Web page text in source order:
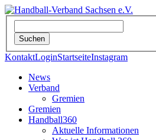
KontaktLoginStartseiteInstagram
News
Verband
Gremien
Gremien
Handball360
Aktuelle Informationen